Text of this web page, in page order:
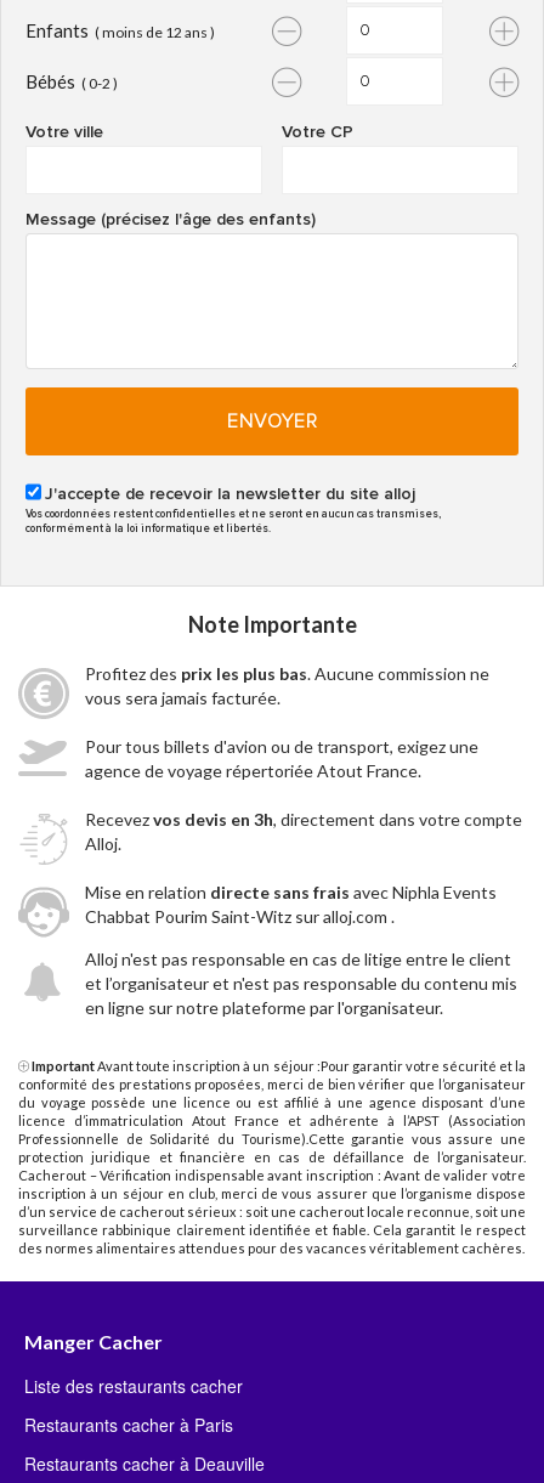
Enfants ( moins de 12 ans )
Bébés ( 0-2 )
Votre CP
Votre ville
Message (précisez l'âge des enfants)
ENVOYER
J'accepte de recevoir la newsletter du site alloj
Vos coordonnées restent confidentielles et ne seront en aucun cas transmises,
conformément à la loi informatique et libertés.
Note Importante
Profitez des prix les plus bas. Aucune commission ne
vous sera jamais facturée.
Pour tous billets d'avion ou de transport, exigez une
agence de voyage répertoriée Atout France.
Recevezvos devis en 3h, directement dans votre compte
Alloj.
Mise en relation directe sans frais avec Niphla Events
Chabbat Pourim Saint-Witz sur alloj.com .
Alloj n'est pas responsable en cas de litige entre le client
et l’organisateur et n'est pas responsable du contenu mis
en ligne sur notre plateforme par l'organisateur.
ImportantAvant toute inscription à un séjour :Pour garantir votre sécurité et la
conformité des prestations proposées, merci de bien vérifier que l’organisateur
du voyage possède une licence ou est affilié à une agence disposant d’une
licence d’immatriculation Atout France et adhérente à l’APST (Association
Professionnelle de Solidarité du Tourisme).Cette garantie vous assure une
protection juridique et financière en cas de défaillance de l’organisateur.
Cacherout – Vérification indispensable avant inscription : Avant de valider votre
inscription à un séjour en club, merci de vous assurer que l’organisme dispose
d’un service de cacherout sérieux : soit une cacherout locale reconnue, soit une
surveillance rabbinique clairement identifiée et fiable. Cela garantit le respect
des normes alimentaires attendues pour des vacances véritablement cachères.
Manger Cacher
Liste des restaurants cacher
Restaurants cacher à Paris
Restaurants cacher à Deauville